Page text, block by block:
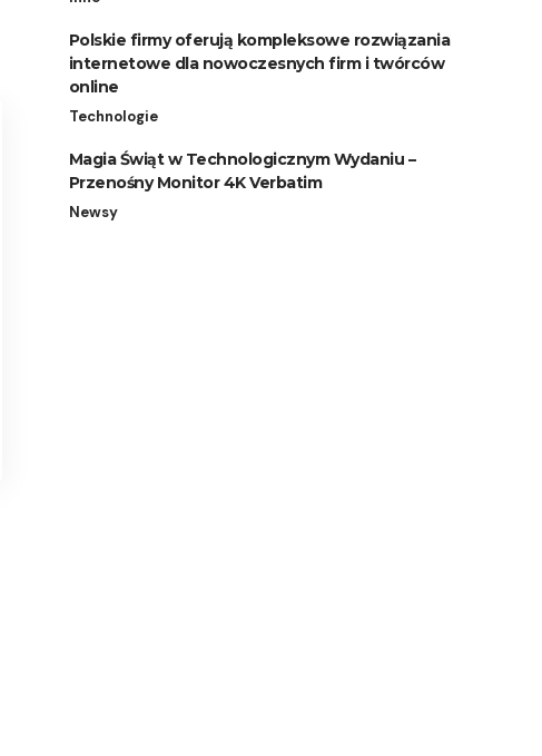
Polskie firmy oferują kompleksowe rozwiązania
internetowe dla nowoczesnych firm i twórców
online
Technologie
Magia Świąt w Technologicznym Wydaniu –
Przenośny Monitor 4K Verbatim
Newsy